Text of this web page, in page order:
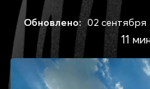
Обновлено: 02 сентября
11